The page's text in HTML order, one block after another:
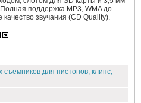
поддержка MP3, WMA до
качество звучания (CD Quality).
съемников для пистонов, клипс,